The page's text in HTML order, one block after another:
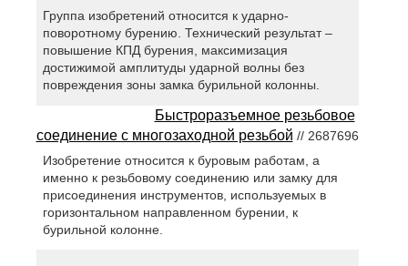
Группа изобретений относится к ударно-
поворотному бурению. Технический результат –
повышение КПД бурения, максимизация
достижимой амплитуды ударной волны без
повреждения зоны замка бурильной колонны.
Быстроразъемное резьбовое
соединение с многозаходной резьбой // 2687696
Изобретение относится к буровым работам, а
именно к резьбовому соединению или замку для
присоединения инструментов, используемых в
горизонтальном направленном бурении, к
бурильной колонне.